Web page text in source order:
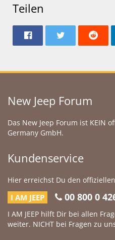
Teilen
New Jeep Forum
Das New Jeep Forum ist KEIN
Germany GmbH.
Kundenservice
Hier erreichst Du den
I AM JEEP 00 800 0
I AM JEEP hilft Dir bei allen
weiter. NICHT bei Fragen zu